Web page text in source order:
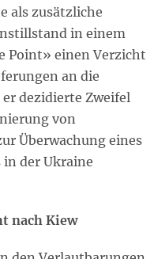
als zusätzliche
in einem
Point» einen Verzicht
an die
dezidierte Zweifel
von
Überwachung eines
der Ukraine
nach Kiew